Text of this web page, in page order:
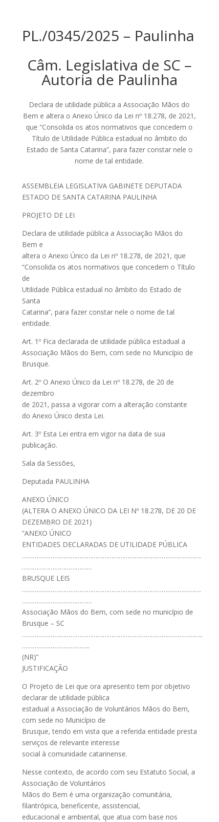
PL./0345/2025 – Paulinha
Câm. Legislativa de SC –
Autoria de Paulinha
Declara de utilidade pública a Associação Mãos do
Bem e altera o Anexo Único da Lei nº 18.278, de 2021,
que “Consolida os atos normativos que concedem o
Título de Utilidade Pública estadual no âmbito do
Estado de Santa Catarina”, para fazer constar nele o
nome de tal entidade.
ASSEMBLEIA LEGISLATIVA GABINETE DEPUTADA
ESTADO DE SANTA CATARINA PAULINHA
PROJETO DE LEI
Declara de utilidade pública a Associação Mãos do
Bem e
altera o Anexo Único da Lei nº 18.278, de 2021, que
“Consolida os atos normativos que concedem o Título
de
Utilidade Pública estadual no âmbito do Estado de
Santa
Catarina”, para fazer constar nele o nome de tal
entidade.
Art. 1º Fica declarada de utilidade pública estadual a
Associação Mãos do Bem, com sede no Município de
Brusque.
Art. 2º O Anexo Único da Lei nº 18.278, de 20 de
dezembro
de 2021, passa a vigorar com a alteração constante
do Anexo Único desta Lei.
Art. 3º Esta Lei entra em vigor na data de sua
publicação.
Sala da Sessões,
Deputada PAULINHA
ANEXO ÚNICO
(ALTERA O ANEXO ÚNICO DA LEI Nº 18.278, DE 20 DE
DEZEMBRO DE 2021)
“ANEXO ÚNICO
ENTIDADES DECLARADAS DE UTILIDADE PÚBLICA
……………………………………………………………………………………….
…………………………………
BRUSQUE LEIS
……………………………………………………………………………………….
…………………………………
Associação Mãos do Bem, com sede no município de
Brusque – SC
………………………………………………………………………………………..
………………………………..
(NR)”
JUSTIFICAÇÃO
O Projeto de Lei que ora apresento tem por objetivo
declarar de utilidade pública
estadual a Associação de Voluntários Mãos do Bem,
com sede no Município de
Brusque, tendo em vista que a referida entidade presta
serviços de relevante interesse
social à comunidade catarinense.
Nesse contexto, de acordo com seu Estatuto Social, a
Associação de Voluntários
Mãos do Bem é uma organização comunitária,
filantrópica, beneficente, assistencial,
educacional e ambiental, que atua com base nos